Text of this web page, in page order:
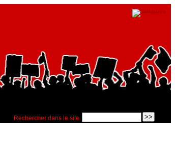
Rechercher dans le site